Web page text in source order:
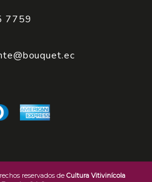
7759
reservados de Cultura Vitivinícola